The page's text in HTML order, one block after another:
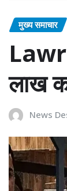
मुख्य समाचार
लाख
News